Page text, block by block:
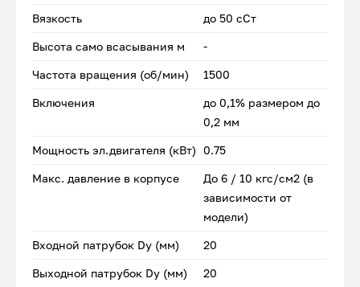
Вязкость до 50 сСт
Высота само всасывания м -
Частота вращения (об/мин) 1500
Включения
до 0,1% размером до
0,2 мм
Мощность эл.двигателя (кВт) 0.75
Макс. давление в корпусе
До 6 / 10 кгс/см2 (в
зависимости от
модели)
Входной патрубок Dу (мм) 20
Выходной патрубок Dу (мм) 20